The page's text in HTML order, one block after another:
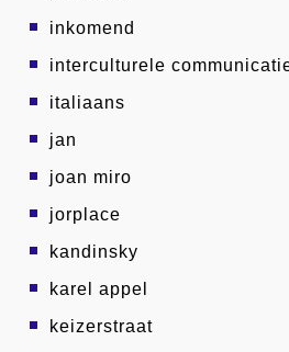
inkomend
interculturele
italiaans
jan
joan miro
jorplace
kandinsky
karel appel
keizerstraat